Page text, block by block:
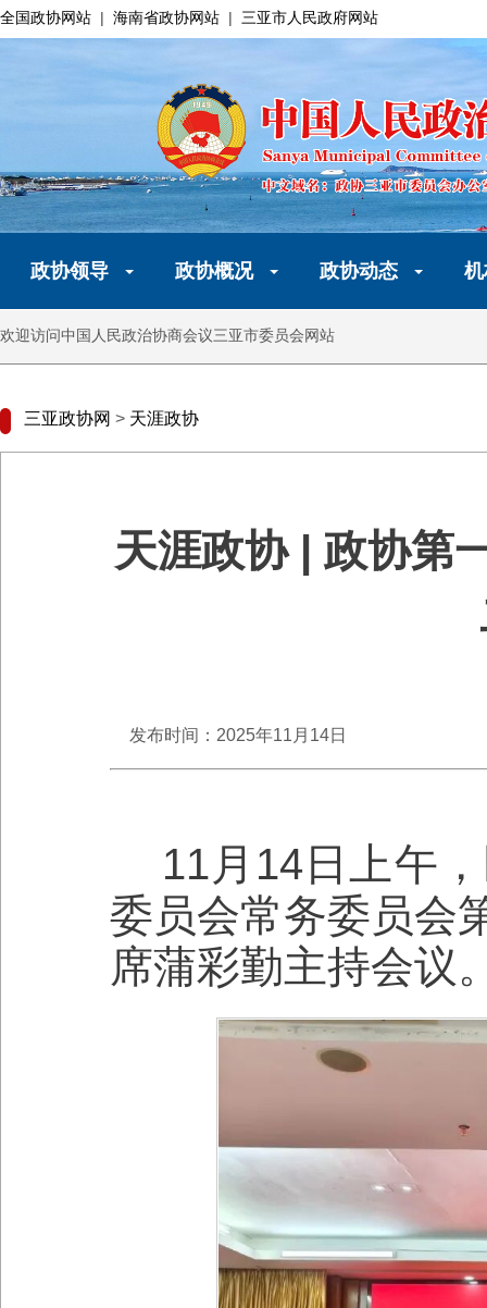
全国政协网站 | 海南省政协网站 | 三亚市人民政府网站
政协领导 政协概况 政协动态
欢迎访问中国人民政治协商会议三亚市委员会网站
三亚政协网 > 天涯政协
天涯政协 | 政协第
发布时间：2025年11月14日
11月14日上午
委员会常务委员会
席蒲彩勤主持会议